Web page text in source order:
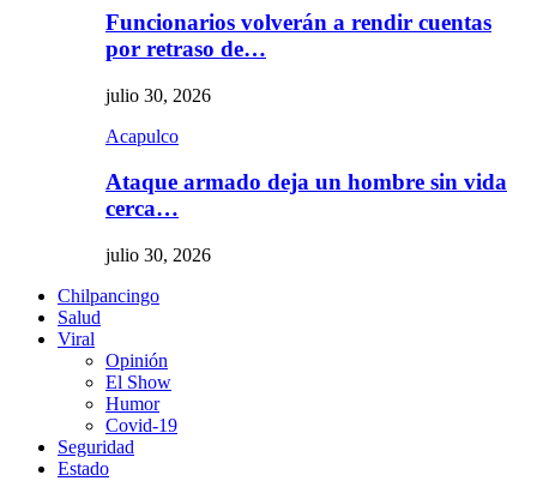
Funcionarios volverán a rendir cuentas
por retraso de…
julio 30, 2026
Acapulco
Ataque armado deja un hombre sin vida
cerca…
julio 30, 2026
Chilpancingo
Salud
Viral
Opinión
El Show
Humor
Covid-19
Seguridad
Estado